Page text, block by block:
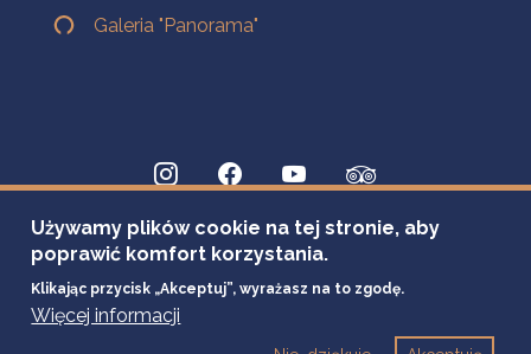
Galeria "Panorama"
Używamy plików cookie na tej stronie, aby
poprawić komfort korzystania.
Klikając przycisk „Akceptuj”, wyrażasz na to zgodę.
Więcej informacji